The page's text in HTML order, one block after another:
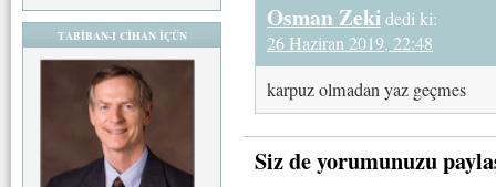
TABİBAN-I CİHAN İÇÜN
Osman Zekidedi ki:
26 Haziran 2019, 22:48
karpuz olmadan yaz geçmes
Siz de yorumunuzu